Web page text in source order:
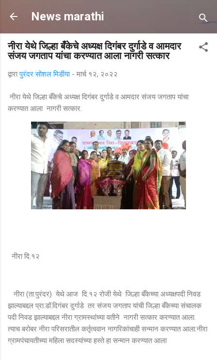
मुख्य सामग्रीवर वगळा
News marathi
नीरा येथे जिल्हा बँकेचे अध्यक्ष दिगंबर दुर्गाडे व आमदार
संजय जगताप यांचा करण्यात आला नागरी सत्कार
द्वारापुरंदर सोशल मिडीया - मार्च १२, २०२२
नीरा येथे जिल्हा बँकेचे अध्यक्ष दिगंबर दुर्गाडे व आमदार संजय जगताप यांचा
करण्यात आला नागरी सत्कार.
नीरा दि.१२
नीरा (ता.पुरंदर) येथे आज दि.१२ रोजी येथे जिल्हा बँकेच्या अध्यक्षपदी निवड
झाल्याबद्दल प्रा.डॉ.दिगंबर दुर्गाडे तर संजय जगताप यांची जिल्हा बँकेच्या संचालक
पदी निवड झाल्याबद्दल नीरा ग्रामस्थांच्या वतीने नागरी सत्कार करण्यात आला.
त्याच बरोबर नीरा परिसरातील कर्तृत्ववान नागरिकांचाही सन्मान करण्यात आला.नीरा
ग्रामपंचायतीच्या महिला सदस्यांच्या हस्ते हा सन्मान करण्यात आला